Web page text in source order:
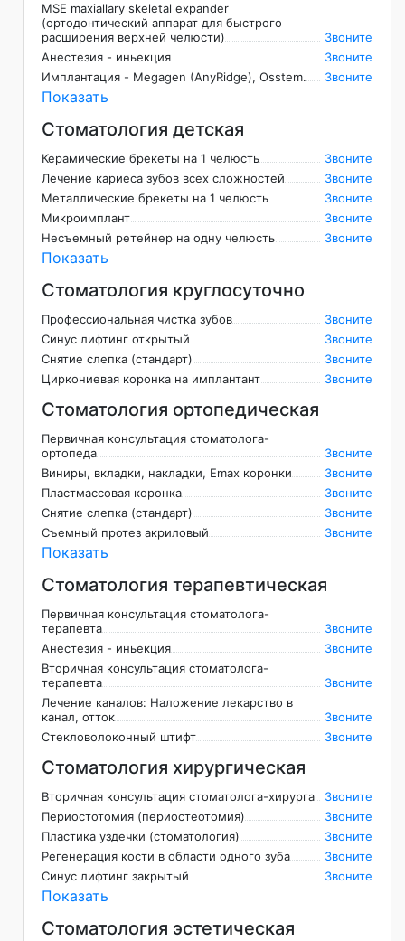
MSE maxiallary skeletal expander
(ортодонтический аппарат для быстрого
расширения верхней челюсти)
Звоните
Анестезия - иньекция
Звоните
Имплантация - Megagen (AnyRidge), Osstem.
Звоните
Показать
Стоматология детская
Керамические брекеты на 1 челюсть
Звоните
Лечение кариеса зубов всех сложностей
Звоните
Металлические брекеты на 1 челюсть
Звоните
Микроимплант
Звоните
Несъемный ретейнер на одну челюсть
Звоните
Показать
Стоматология круглосуточно
Профессиональная чистка зубов
Звоните
Синус лифтинг открытый
Звоните
Снятие слепка (стандарт)
Звоните
Циркониевая коронка на имплантант
Звоните
Стоматология ортопедическая
Первичная консультация стоматолога-
ортопеда
Звоните
Виниры, вкладки, накладки, Emax коронки
Звоните
Пластмассовая коронка
Звоните
Снятие слепка (стандарт)
Звоните
Съемный протез акриловый
Звоните
Показать
Стоматология терапевтическая
Первичная консультация стоматолога-
терапевта
Звоните
Анестезия - иньекция
Звоните
Вторичная консультация стоматолога-
терапевта
Звоните
Лечение каналов: Наложение лекарство в
канал, отток
Звоните
Стекловолоконный штифт
Звоните
Стоматология хирургическая
Вторичная консультация стоматолога-хирурга
Звоните
Периостотомия (периостеотомия)
Звоните
Пластика уздечки (стоматология)
Звоните
Регенерация кости в области одного зуба
Звоните
Синус лифтинг закрытый
Звоните
Показать
Стоматология эстетическая